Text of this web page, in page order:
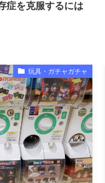
症を克服するには
玩具・ガチャガチャ